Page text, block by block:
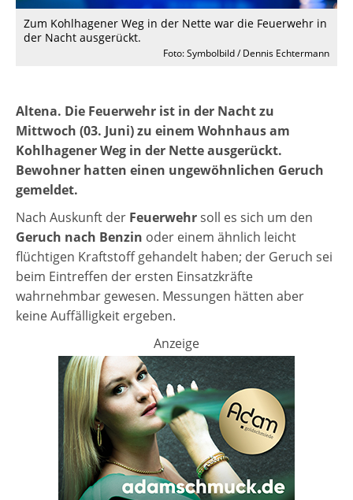
Zum Kohlhagener Weg in der Nette war die Feuerwehr in
der Nacht ausgerückt.
Foto: Symbolbild / Dennis Echtermann
Altena. Die Feuerwehr ist in der Nacht zu
Mittwoch (03. Juni) zu einem Wohnhaus am
Kohlhagener Weg in der Nette ausgerückt.
Bewohner hatten einen ungewöhnlichen Geruch
gemeldet.
Nach Auskunft der Feuerwehrsoll es sich um den
Geruch nach Benzin oder einem ähnlich leicht
flüchtigen Kraftstoff gehandelt haben; der Geruch sei
beim Eintreffen der ersten Einsatzkräfte
wahrnehmbar gewesen. Messungen hätten aber
keine Auffälligkeit ergeben.
Anzeige